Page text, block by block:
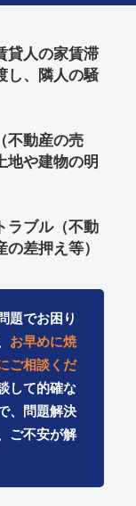
貸人の家賃滞
し、隣人の騒
不動産の売
地や建物の明
ラブル（不動
差押え等）
題でお困り
お早めに焼
ご相談くだ
して的確な
、問題解決
ご不安が解